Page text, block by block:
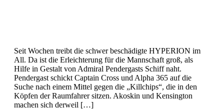
Seit Wochen treibt die schwer beschädigte HYPERION im
All. Da ist die Erleichterung für die Mannschaft groß, als
Hilfe in Gestalt von Admiral Pendergasts Schiff naht.
Pendergast schickt Captain Cross und Alpha 365 auf die
Suche nach einem Mittel gegen die „Killchips“, die in den
Köpfen der Raumfahrer sitzen. Akoskin und Kensington
machen sich derweil […]